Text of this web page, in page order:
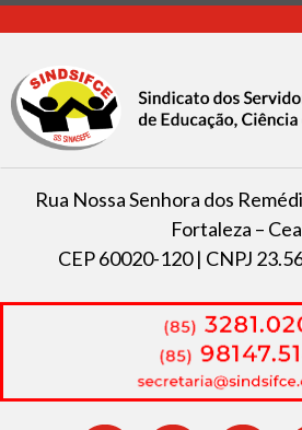
Rua Nossa Senhora dos
Fortaleza –
CEP 60020-120 | CNPJ